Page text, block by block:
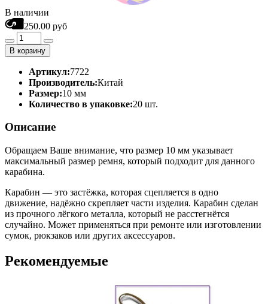
В наличии
250.00 руб
В корзину
Артикул:7722
Производитель:Китай
Размер:10 мм
Количество в упаковке:20 шт.
Описание
Обращаем Ваше внимание, что размер 10 мм указывает
максимальный размер ремня, который подходит для данного
карабина.
Карабин — это застёжка, которая сцепляется в одно
движение, надёжно скрепляет части изделия. Карабин сделан
из прочного лёгкого металла, который не расстегнётся
случайно. Может применяться при ремонте или изготовлении
сумок, рюкзаков или других аксессуаров.
Рекомендуемые